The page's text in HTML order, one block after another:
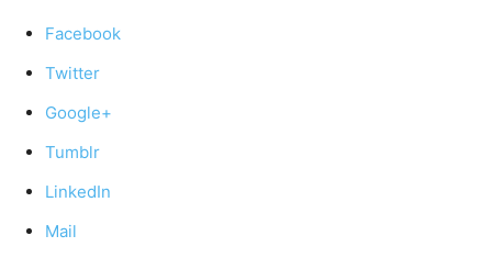
Facebook
Twitter
Google+
Tumblr
LinkedIn
Mail